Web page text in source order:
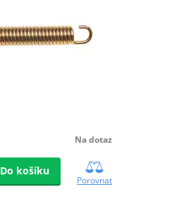
Na dotaz
Do košíku
Porovnat